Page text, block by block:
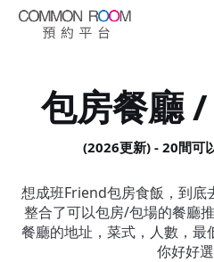
包房餐廳
(2026更新) - 20間可
想成班Friend包房食飯，到底
整合了可以包房/包場的餐廳
餐廳的地址，菜式，人數，最
你好好選